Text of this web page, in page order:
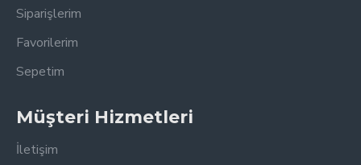
Siparişlerim
Favorilerim
Sepetim
Müşteri Hizmetleri
İletişim